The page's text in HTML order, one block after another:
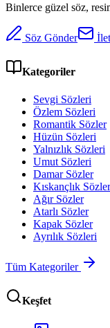
Binlerce güzel söz,
Söz Gönder
Kategoriler
Sevgi Sözleri
Özlem Sözleri
Romantik Sözler
Hüzün Sözleri
Yalnızlık Sözleri
Umut Sözleri
Damar Sözler
Kıskançlık
Ağır Sözler
Atarlı Sözler
Kapak Sözler
Ayrılık Sözleri
Tüm Kategoriler
Keşfet